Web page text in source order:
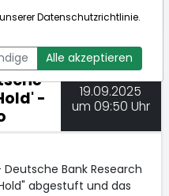
-
19.09.2025
um 09:50 Uhr
Deutsche Bank Research
abgestuft und das
Datenschutzrichtlinie.
Alle akzeptieren